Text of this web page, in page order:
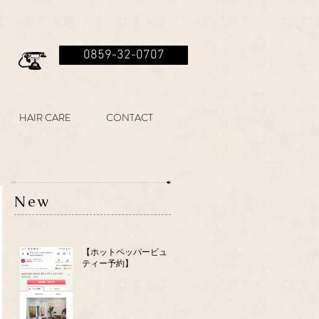
0859-32-0707
HAIR CARE CONTACT
New
【ホットペッパービュー
ティー予約】